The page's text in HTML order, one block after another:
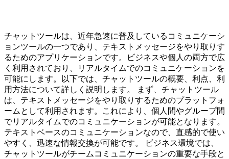
チャットツールは、近年急速に普及しているコミュニケーシ
ョンツールの一つであり、テキストメッセージをやり取りす
るためのアプリケーションです。ビジネスや個人の両方で広
く利用されており、リアルタイムでのコミュニケーションを
可能にします。以下では、チャットツールの概要、利点、利
用方法について詳しく説明します。 まず、チャットツール
は、テキストメッセージをやり取りするためのプラットフォ
ームとして利用されます。これにより、個人間やグループ間
でリアルタイムでのコミュニケーションが可能となります。
テキストベースのコミュニケーションなので、直感的で使い
やすく、迅速な情報交換が可能です。 ビジネス環境では、
チャットツールがチームコミュニケーションの重要な手段と